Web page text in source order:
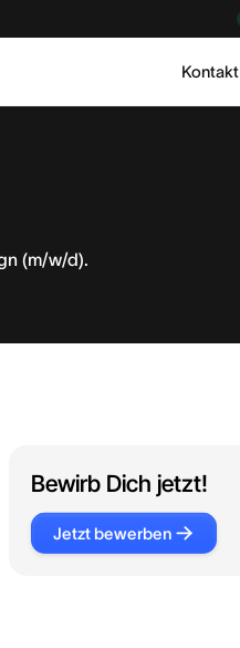
Kontakt
(m/w/d).
Bewirb Dich jetzt!
Jetzt bewerben
Jetzt